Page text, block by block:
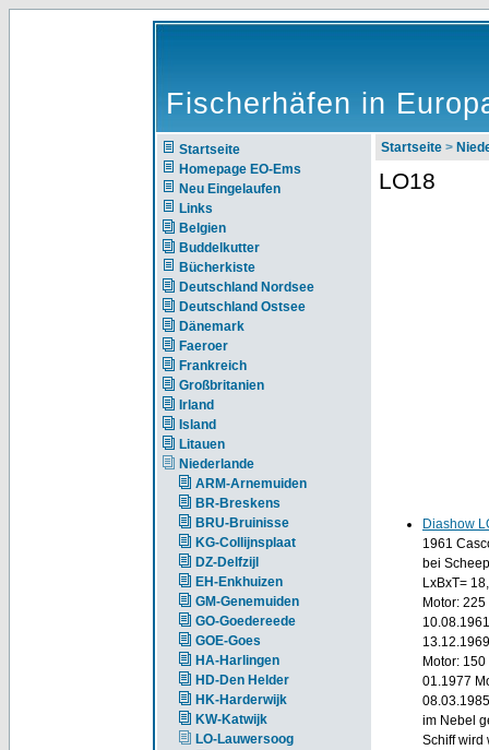
Fischerhäfen in
Startseite
Homepage EO-Ems
Neu Eingelaufen
Links
Belgien
Buddelkutter
Bücherkiste
Deutschland Nordsee
Deutschland Ostsee
Dänemark
Faeroer
Frankreich
Großbritanien
Irland
Island
Litauen
Niederlande
ARM-Arnemuiden
BR-Breskens
BRU-Bruinisse
KG-Collijnsplaat
DZ-Delfzijl
EH-Enkhuizen
GM-Genemuiden
GO-Goedereede
GOE-Goes
HA-Harlingen
HD-Den Helder
HK-Harderwijk
KW-Katwijk
LO-Lauwersoog
Startseite >
LO18
Diashow
1961
bei
LxBxT=
Motor:
Motor: 150
01.1977
im Nebel
Schiff wird